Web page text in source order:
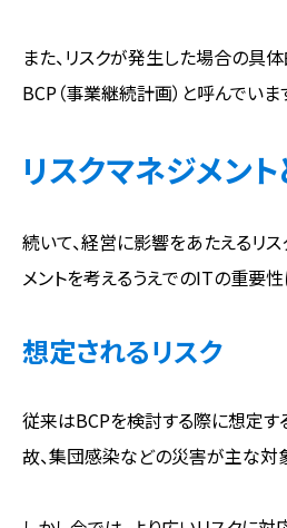
また、リスクが発生した場合の具
BCP（事業継続計画）と呼んでいま
リスクマネジメン
続いて、経営に影響をあたえるリス
メントを考えるうえでのITの重要
想定されるリスク
従来はBCPを検討する際に想定す
故、集団感染などの災害が主な対